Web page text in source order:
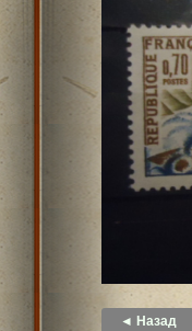
◄ Назад